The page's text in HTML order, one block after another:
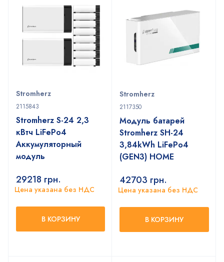
Stromherz
2115843
Stromherz S-24 2,3
кВтч LiFePo4
Аккумуляторный
модуль
29218 грн.
Цена указана без НДС
В КОРЗИНУ
Stromherz
2117350
Модуль батарей
Stromherz SH-24
3,84kWh LiFePo4
(GEN3) HOME
42703 грн.
Цена указана без НДС
В КОРЗИНУ